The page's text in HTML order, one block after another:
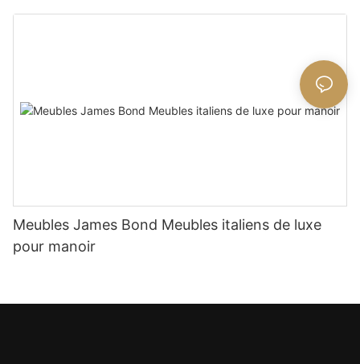
Meubles James Bond Meubles italiens de luxe
pour manoir